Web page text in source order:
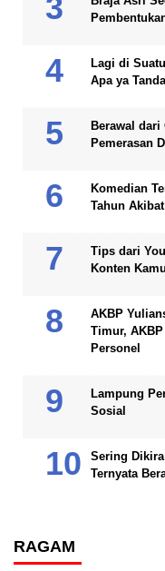
Lagi di
Apa ya
Berawal dari
Pemerasan
Komedian
Tahun
Tips dari
Konten
AKBP
Timur,
Personel
Lampung
Sosial
Sering
Ternyata
RAGAM